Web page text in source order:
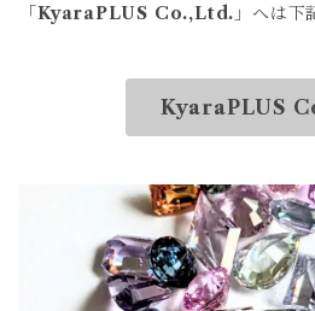
「KyaraPLUS Co.,Ltd. 」へは下
KyaraPLUS